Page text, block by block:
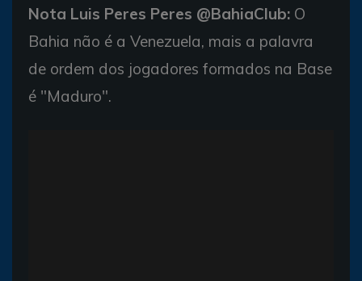
Nota Luis Peres Peres @BahiaClub: O
Bahia não é a Venezuela, mais a palavra
de ordem dos jogadores formados na Base
é "Maduro".